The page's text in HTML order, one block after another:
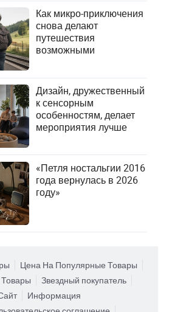
Как микро-приключения
снова делают
путешествия
возможными
Дизайн, дружественный
к сенсорным
особенностям, делает
мероприятия лучше
«Петля ностальгии 2016
года вернулась в 2026
году»
Цена На Популярные Товары
Звездный покупатель
Информация